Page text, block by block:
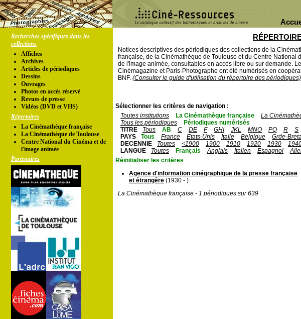
Recherches spécifiques dans les
collections
Affiches
Archives
Articles de périodiques
Dessins
Ouvrages
Photos en accés réservé
Revues de presse
Vidéos (DVD et VHS)
Répertoires
La Cinémathèque française
La Cinémathèque de Toulouse
Centre National du Cinéma et de
l'image animée
Partenaires
Notices descriptives des périodiques des collections de la
française, de la Cinémathèque de Toulouse et du Centre National
de l'image animée, consultables en accès libre ou sur demande.
Cinémagazine et Paris-Photographe ont été numérisés en
BNF. (Consulter le guide d'utilisation du répertoire des périodiques)
Sélectionner les critères de navigation :
Toutes institutions
La Cinémathèque française La
Tous les périodiques
Périodiques numérisés
TITRE
Tous AB C DE F GHI JKL MNO PQ R S
PAYS
Tous France Etats-Unis Italie Belgique Grde-
DECENNIE
Toutes <1900 1900 1910 1920 1930
LANGUE
Toutes Français Anglais Italien Espagnol
Réinitialiser les critères
Agence d'information cinégraphique de la presse française
et étrangère (1930 - )
La Cinémathèque française - 1 périodiques sur 639